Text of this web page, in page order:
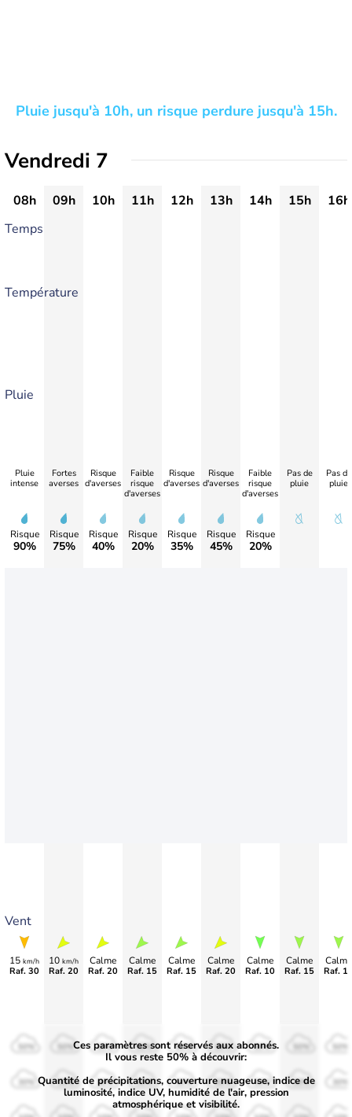
Pluie jusqu'à 10h, un risque perdure jusqu'à 15h.
Vendredi 7
08h 09h 10h 11h 12h 13h 14h 15h
16h
Temps
Température
Pluie
Vent
Pluie
intense
Risque
90%
15 km/h
Raf. 30
Fortes
averses
Risque
75%
10 km/h
Raf. 20
Risque
d'averses
Risque
40%
Calme
Raf. 20
Faible
risque
d'averses
Risque
20%
Calme
Raf. 15
Risque
d'averses
Risque
35%
Calme
Raf. 15
Risque
d'averses
Risque
45%
Calme
Raf. 20
Faible
risque
d'averses
Risque
20%
Calme
Raf. 10
Pas de
pluie
Calme
Raf. 15
Pas de
pluie
Calme
Raf.
50%
30%
50%
30%
50%
30%
50%
30%
50%
30%
50%
30%
50%
30% 30% 30%
Ces paramètres sont réservés aux abonnés.
Il vous reste 50% à découvrir:
Quantité de précipitations, couverture nuageuse, indice de
luminosité, indice UV, humidité de l'air, pression
atmosphérique et visibilité.